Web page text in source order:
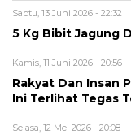
Sabtu, 13 Juni 2026 - 22:32
5 Kg Bibit Jagung
Kamis, 11 Juni 2026 - 20:56
Rakyat Dan Insan
Ini Terlihat Tegas
Selasa, 12 Mei 2026 - 20:08